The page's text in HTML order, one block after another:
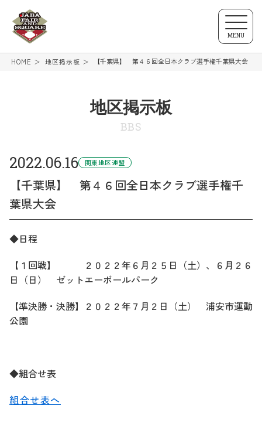
MENU
HOME 地区掲示板 【千葉県】 第４６回全日本クラブ選手権千葉県大会
地区掲示板
BBS
2022.06.16 関東地区連盟
【千葉県】 第４６回全日本クラブ選手権千
葉県大会
◆日程
【１回戦】 ２０２２年６月２５日（土）、６月２６
日（日） ゼットエーボールパーク
【準決勝・決勝】２０２２年７月２日（土） 浦安市運動
公園
◆組合せ表
組合せ表へ